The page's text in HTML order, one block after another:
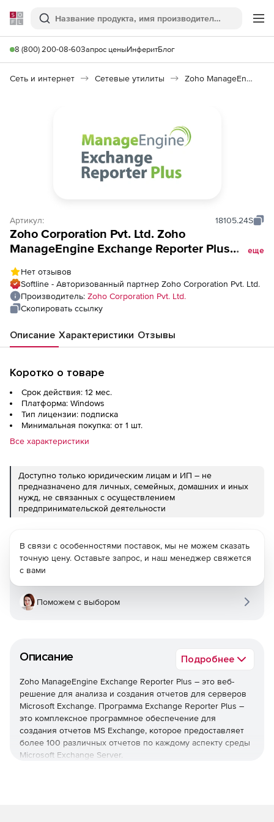
Softline
Поиск
8 (800) 200-08-60Запрос ценыИнферитБлог
Сеть и интернет Сетевые утилиты Zoho ManageEngine Exchange Reporter Plus
Артикул: 18105.24S
Zoho Corporation Pvt. Ltd. Zoho
ManageEngine Exchange Reporter Plus
fee for 1000 Mailboxes
еще
Нет отзывов
Softline - Авторизованный партнер Zoho Corporation Pvt. Ltd.
Производитель: Zoho Corporation Pvt. Ltd.
Скопировать ссылку
Описание Характеристики Отзывы
Коротко о товаре
Срок действия: 12 мес.
Платформа: Windows
Тип лицензии: подписка
Минимальная покупка: от 1 шт.
Все характеристики
Доступно только юридическим лицам и ИП – не
предназначено для личных, семейных, домашних и иных
нужд, не связанных с осуществлением
предпринимательской деятельности
Описание Подробнее
Zoho ManageEngine Exchange Reporter Plus – это веб-
решение для анализа и создания отчетов для серверов
Microsoft Exchange. Программа Exchange Reporter Plus –
это комплексное программное обеспечение для
создания отчетов MS Exchange, которое предоставляет
более 100 различных отчетов по каждому аспекту среды
Microsoft Exchange Server.
В связи с особенностями поставок, мы не можем сказать
точную цену. Оставьте запрос, и наш менеджер свяжется
с вами
Поможем с выбором